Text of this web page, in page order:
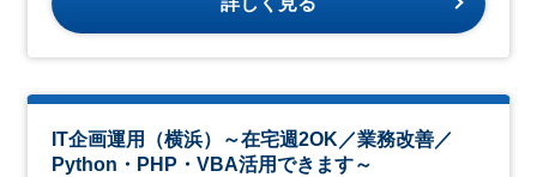
IT企画運用（横浜）～在宅週2OK／業務改善／
Python・PHP・VBA活用できます～